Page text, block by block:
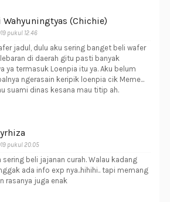
(Chichie)
pukul 12.46
jadul, dulu aku sering banget beli wafer
di daerah gitu pasti banyak
ya termasuk Loenpia itu ya. Aku belum
ngerasain keripik loenpia cik Meme...
suami dinas kesana mau titip ah.
pukul 20.05
sering beli jajanan curah. Walau kadang
ada info exp nya..hihihi.. tapi memang
rasanya juga enak